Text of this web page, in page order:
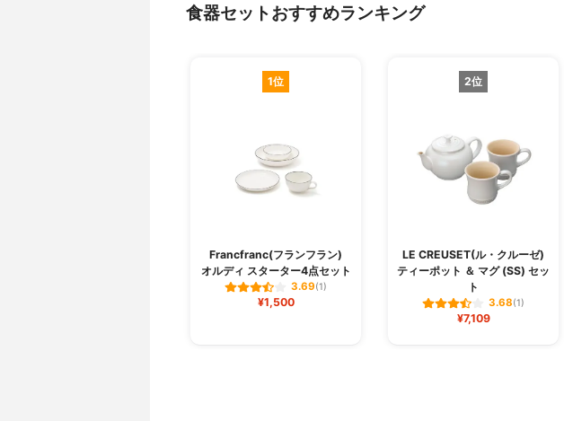
食器セットおすすめランキング
1位
Francfranc(フランフラン)
オルディ スターター4点セット
3.69(1)
¥1,500
2位
LE CREUSET(ル・クルーゼ)
ティーポット ＆ マグ (SS) セッ
ト
3.68(1)
¥7,109